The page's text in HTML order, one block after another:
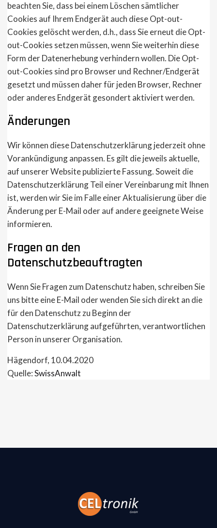
beachten Sie, dass bei einem Löschen sämtlicher
Cookies auf Ihrem Endgerät auch diese Opt-out-
Cookies gelöscht werden, d.h., dass Sie erneut die Opt-
out-Cookies setzen müssen, wenn Sie weiterhin diese
Form der Datenerhebung verhindern wollen. Die Opt-
out-Cookies sind pro Browser und Rechner/Endgerät
gesetzt und müssen daher für jeden Browser, Rechner
oder anderes Endgerät gesondert aktiviert werden.
Änderungen
Wir können diese Datenschutzerklärung jederzeit ohne
Vorankündigung anpassen. Es gilt die jeweils aktuelle,
auf unserer Website publizierte Fassung. Soweit die
Datenschutzerklärung Teil einer Vereinbarung mit Ihnen
ist, werden wir Sie im Falle einer Aktualisierung über die
Änderung per E-Mail oder auf andere geeignete Weise
informieren.
Fragen an den
Datenschutzbeauftragten
Wenn Sie Fragen zum Datenschutz haben, schreiben Sie
uns bitte eine E-Mail oder wenden Sie sich direkt an die
für den Datenschutz zu Beginn der
Datenschutzerklärung aufgeführten, verantwortlichen
Person in unserer Organisation.
Hägendorf, 10.04.2020
Quelle:SwissAnwalt